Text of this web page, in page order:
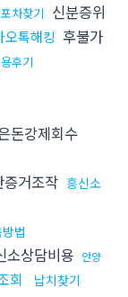
차찾기 신분증위
오톡해킹 후불가
후기
돈강제회수
증거조작 흥신소
법
소상담비용 안양
회
납치찾기